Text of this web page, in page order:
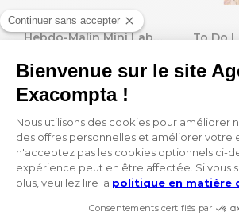
Hebdo-Malin Mini Labo 21 x 15 cm
13,10 €